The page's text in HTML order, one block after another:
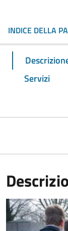
INDICE DELLA
Servizi